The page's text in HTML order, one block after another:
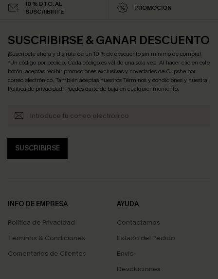
10 % DTO. AL
SUSCRIBIRTE
PROMOCIÓN
SUSCRIBIRSE & GANAR DESCUENTO
¡Suscríbete ahora y disfruta de un 10 % de descuento sin mínimo de compra!
*Un código por pedido. Cada código es válido una sola vez. Al hacer clic en este
botón, aceptas recibir promociones exclusivas y novedades de Cupshe por
correo electrónico. También aceptas nuestrosTérminos y condicionesy nuestra
Política de privacidad. Puedes darte de baja en cualquier momento.
SUSCRIBIRSE
INFO DE EMPRESA
Política de Privacidad
Términos & Condiciones
Comentarios de Clientes
AYUDA
Contactarnos
Estado del Pedido
Envío
Devoluciones